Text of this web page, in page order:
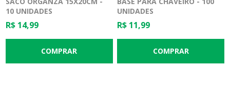
10 UNIDADES
R$ 14,99
UNIDADES
R$ 11,99